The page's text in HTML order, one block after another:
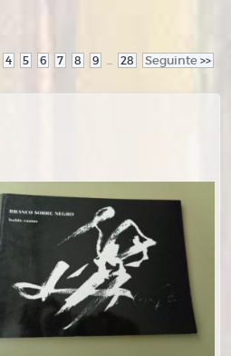
4 5 6 7 8 9 ... 28 Seguinte >>